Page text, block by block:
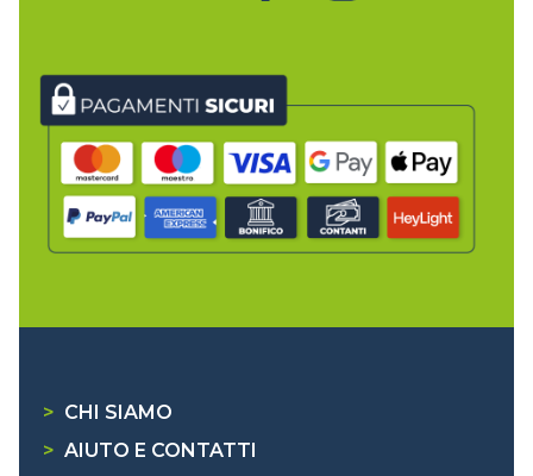
> CHI SIAMO
> AIUTO E CONTATTI